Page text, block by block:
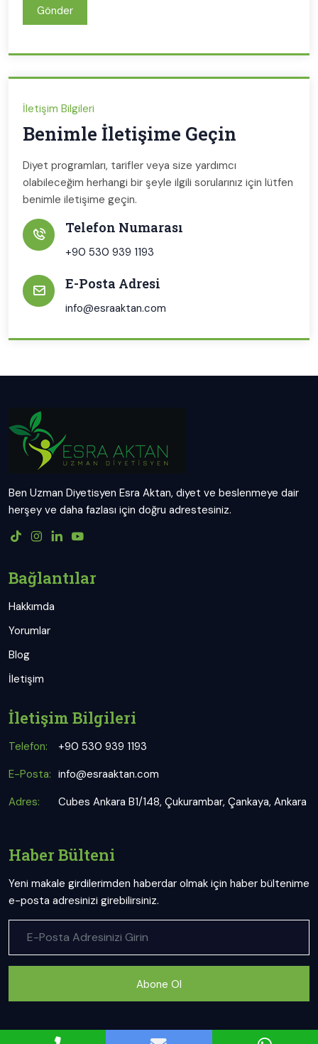
Gönder
İletişim Bilgileri
Benimle İletişime Geçin
Diyet programları, tarifler veya size yardımcı
olabileceğim herhangi bir şeyle ilgili sorularınız için lütfen
benimle iletişime geçin.
Telefon Numarası
+90 530 939 1193
E-Posta Adresi
info@esraaktan.com
Ben Uzman Diyetisyen Esra Aktan, diyet ve beslenmeye dair
herşey ve daha fazlası için doğru adrestesiniz.
Bağlantılar
Hakkımda
Yorumlar
Blog
İletişim
İletişim Bilgileri
Telefon:
+90 530 939 1193
E-Posta: info@esraaktan.com
Adres:
Cubes Ankara B1/148, Çukurambar, Çankaya, Ankara
Haber Bülteni
Yeni makale girdilerimden haberdar olmak için haber bültenime
e-posta adresinizi girebilirsiniz.
Abone Ol